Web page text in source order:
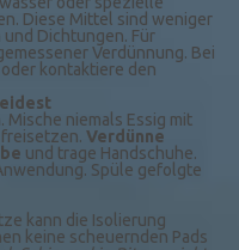
Diese Mittel sind weniger
Dichtungen. Für
Verdünnung. Bei
kontaktiere den
. Mische niemals Essig mit
Verdünne
und trage Handschuhe.
Spüle gefolgte
kann die Isolierung
keine scheuernden Pads